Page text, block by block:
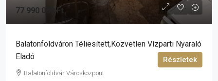
77 990 000 Ft
Balatonföldváron Téliesített,közvetlen Vízparti Nyaraló
Eladó
Balatonföldvár Városközpont
Részletek